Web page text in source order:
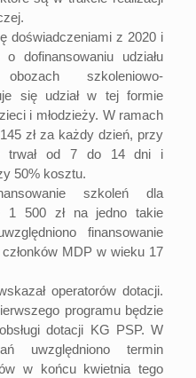
doświadczeniami z 2020 i
dofinansowaniu udziału
szkoleniowo-
się udział w tej formie
i młodzieży. W ramach
zł za każdy dzień, przy
trwał od 7 do 14 dni i
50% kosztu.
szkoleń dla
1 500 zł na jedno takie
finansowanie
MDP w wieku 17
operatorów dotacji.
programu będzie
dotacji KG PSP. W
uwzględniono termin
w końcu kwietnia tego